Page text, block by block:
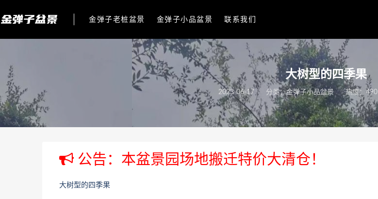
金弹子老桩盆景 金弹子小品盆景 联系我们
大树型的四季果
2023-06-17 分类：金弹子小品盆景 热度：490
公告：本盆景园场地搬迁特价大清仓！
大树型的四季果